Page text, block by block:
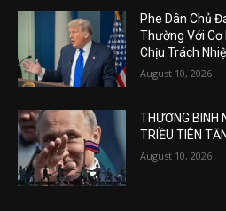
Phe Dân Chủ
Thường Với Cơ
Chịu Trách
August 10, 2026
THƯƠNG BINH
TRIỀU TIÊN
August 10, 2026